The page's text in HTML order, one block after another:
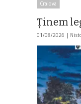
Craiova
Ținem
01/08/2026 |